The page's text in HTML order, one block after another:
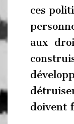
ces
aux
doivent